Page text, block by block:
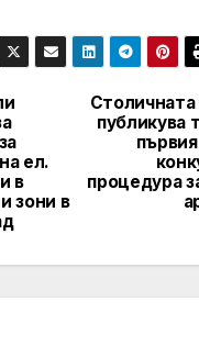
публикува
процедура
ел.
в
зони в